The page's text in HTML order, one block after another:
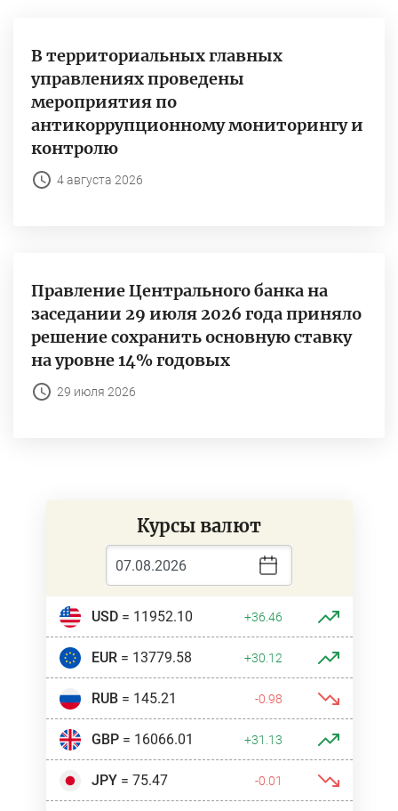
В территориальных главных
управлениях проведены
мероприятия по
антикоррупционному мониторингу и
контролю
4 августа 2026
Правление Центрального банка на
заседании 29 июля 2026 года приняло
решение сохранить основную ставку
на уровне 14% годовых
29 июля 2026
Курсы валют
USD= 11952.10 +36.46
EUR= 13779.58 +30.12
RUB= 145.21 -0.98
GBP= 16066.01 +31.13
JPY= 75.47 -0.01